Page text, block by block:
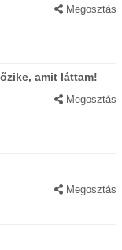
Megosztás
amit láttam!
Megosztás
Megosztás